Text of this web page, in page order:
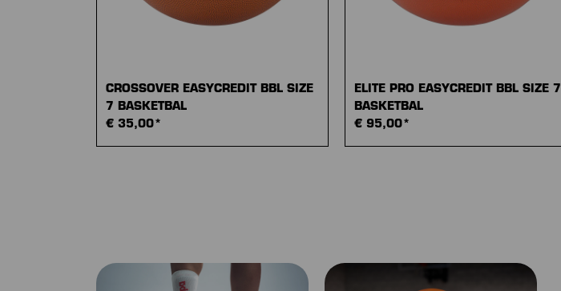
CROSSOVER EASYCREDIT BBL SIZE
7 BASKETBAL
€ 35,00*
ELITE PRO EASYCREDIT BBL SIZE 7
BASKETBAL
€ 95,00*